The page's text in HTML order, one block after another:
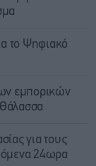
το Ψηφιακό
εμπορικών
για τους
24ωρα